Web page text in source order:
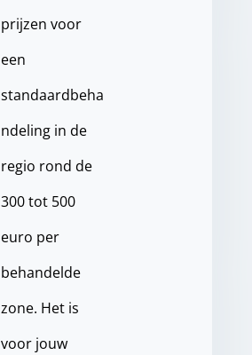
prijzen voor
een
standaardbeha
ndeling in de
regio rond de
300 tot 500
euro per
behandelde
zone. Het is
voor jouw